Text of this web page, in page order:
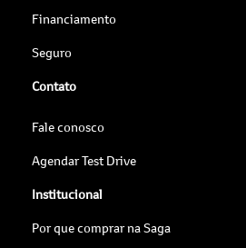
Financiamento
Seguro
Contato
Fale conosco
Agendar Test Drive
Institucional
Por que comprar na Saga